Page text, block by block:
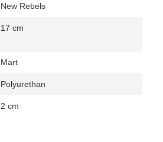
New Rebels
17 cm
Mart
Polyurethan
2 cm